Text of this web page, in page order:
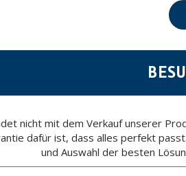
cancellation and opposition under the
nicht mit dem Verkauf unserer
dafür ist, dass alles perfekt
und Auswahl der besten